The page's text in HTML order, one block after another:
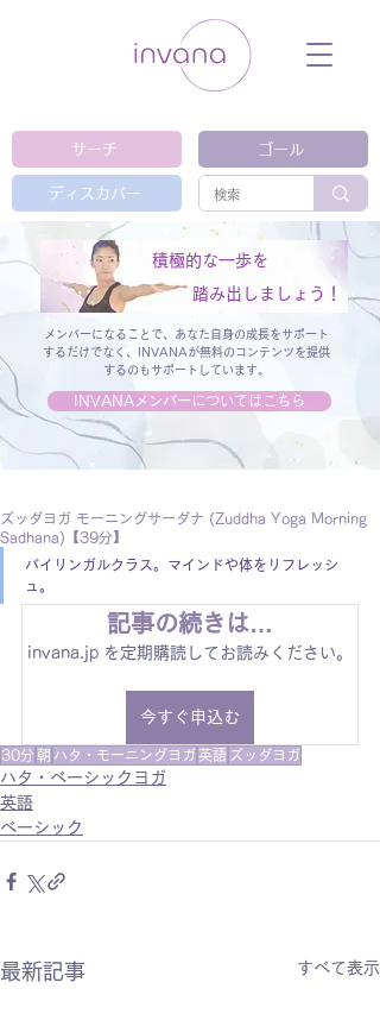
ガ 瞑想 栄養 医学 レッスン レクチャ
ー ​ストレス 免疫力 睡眠 メンタルヘル
サーチ
ディスカバー
ゴール
積極的な一歩を
踏み出しましょう！
メンバーになることで、あなた自身の成長をサポート
するだけでなく、
INVANAが無料のコンテンツを提供
するのもサポートしています。
INVANAメンバーについてはこちら
ズッダヨガ モーニングサーダナ (Zuddha Yoga Morning
Sadhana)【39分】
バイリンガルクラス。マインドや体をリフレッシ
ュ。
記事の続きは…
invana.jp を定期購読してお読みください。
今すぐ申込む
30分 朝 ハタ・モーニングヨガ 英語 ズッダヨガ
ハタ・ベーシックヨガ
英語
ベーシック
最新記事 すべて表示